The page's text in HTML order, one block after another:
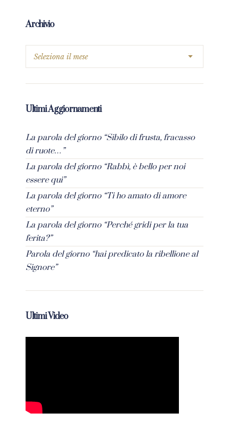
Archivio
Ultimi Aggiornamenti
La parola del giorno “Sibilo di frusta, fracasso
di ruote…”
La parola del giorno “Rabbì, è bello per noi
essere qui”
La parola del giorno “Ti ho amato di amore
eterno”
La parola del giorno “Perché gridi per la tua
ferita?”
Parola del giorno “hai predicato la ribellione al
Signore”
Ultimi Video